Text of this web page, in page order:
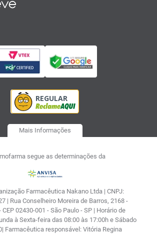
Mais Informações
segue as determinações da
Farmacêutica Nakano Ltda | CNPJ:
| Rua Conselheiro Moreira de Barros, 2168 -
02430-001 - São Paulo - SP | Horário de
à Sexta-feira das 08:00 às 17:00h e Sábado
Farmacêutica responsável: Vitória Regina